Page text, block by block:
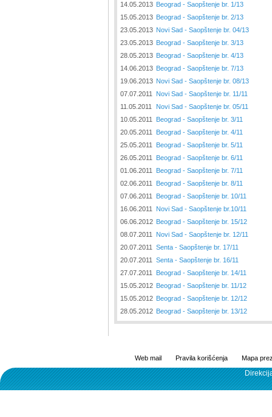
14.05.2013 Beograd - Saopštenje br. 1/13
15.05.2013 Beograd - Saopštenje br. 2/13
23.05.2013 Novi Sad - Saopštenje br. 04/13
23.05.2013 Beograd - Saopštenje br. 3/13
28.05.2013 Beograd - Saopštenje br. 4/13
14.06.2013 Beograd - Saopštenje br. 7/13
19.06.2013 Novi Sad - Saopštenje br. 08/13
07.07.2011
Novi Sad - Saopštenje br. 11/11
11.05.2011
Novi Sad - Saopštenje br. 05/11
10.05.2011
Beograd - Saopštenje br. 3/11
20.05.2011
Beograd - Saopštenje br. 4/11
25.05.2011
Beograd - Saopštenje br. 5/11
26.05.2011
Beograd - Saopštenje br. 6/11
01.06.2011
Beograd - Saopštenje br. 7/11
02.06.2011
Beograd - Saopštenje br. 8/11
07.06.2011
Beograd - Saopštenje br. 10/11
16.06.2011
Novi Sad - Saopštenje br.10/11
06.06.2012 Beograd - Saopštenje br. 15/12
08.07.2011
Novi Sad - Saopštenje br. 12/11
20.07.2011
Senta - Saopštenje br. 17/11
20.07.2011
Senta - Saopštenje br. 16/11
27.07.2011
Beograd - Saopštenje br. 14/11
15.05.2012 Beograd - Saopštenje br. 11/12
15.05.2012 Beograd - Saopštenje br. 12/12
28.05.2012 Beograd - Saopštenje br. 13/12
Web mail Pravila korišćenja Mapa